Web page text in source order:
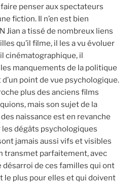
penser aux spectateurs
fiction. Il n’en est bien
Jian a tissé de nombreux liens
qu’il filme, il les a vu évoluer
cinématographique, il
manquements de la politique
point de vue psychologique.
plus des anciens films
mais son sujet de la
naissance est en revanche
dégâts psychologiques
jamais aussi vifs et visibles
transmet parfaitement, avec
désarroi de ces familles qui ont
le plus pour elles et qui doivent